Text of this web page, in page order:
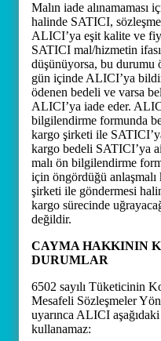
Malın iade alınamaması
halinde SATICI,
ALICI’ya eşit kalite ve
SATICI mal/hizmetin
düşünüyorsa, bu durumu
gün içinde ALICI’ya
ödenen bedeli ve varsa
ALICI’ya iade eder.
bilgilendirme formunda
kargo şirketi ile
kargo bedeli SATICI’ya
malı ön bilgilendirme
için öngördüğü anlaşmalı
şirketi ile göndermesi
kargo sürecinde
değildir.
CAYMA HAKKININ
DURUMLAR
6502 sayılı Tüketicinin
Mesafeli Sözleşmeler
uyarınca ALICI
kullanamaz: